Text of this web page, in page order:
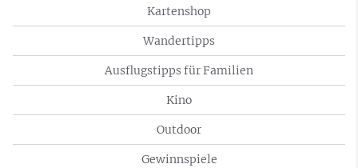
Kartenshop
Wandertipps
Ausflugstipps für Familien
Kino
Outdoor
Gewinnspiele